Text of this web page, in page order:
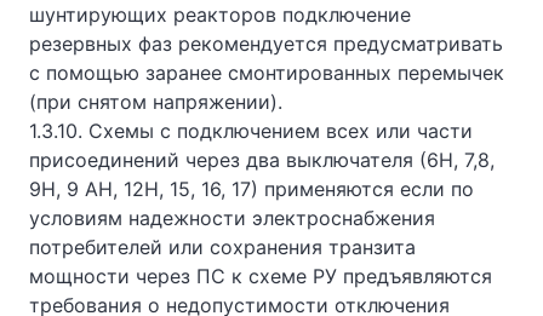
шунтирующих реакторов подключение
резервных фаз рекомендуется предусматривать
с помощью заранее смонтированных перемычек
(при снятом напряжении).
1.3.10. Схемы с подключением всех или части
присоединений через два выключателя (6Н, 7,8,
9Н, 9 АН, 12Н, 15, 16, 17) применяются если по
условиям надежности электроснабжения
потребителей или сохранения транзита
мощности через ПС к схеме РУ предъявляются
требования о недопустимости отключения